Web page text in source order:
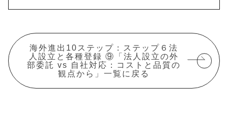
海外進出10ステップ：ステップ６法
人設立と各種登録 ⑨「法人設立の外
部委託 vs 自社対応：コストと品質の
観点から」一覧に戻る